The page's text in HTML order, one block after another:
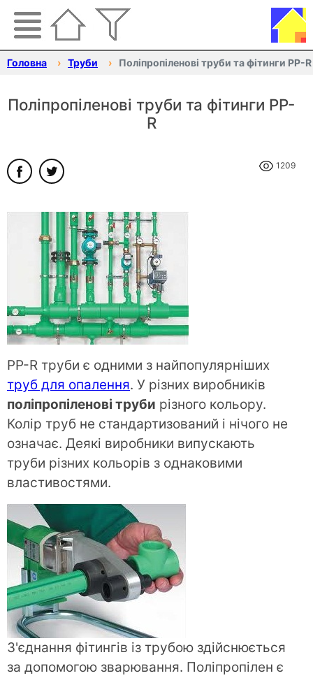
Головна Труби Поліпропіленові труби та фітинги PP-R
Поліпропіленові труби та фітинги PP-
R
1209
PP-R труби є одними з найпопулярніших
труб для опалення. У різних виробників
поліпропіленові труби різного кольору.
Колір труб не стандартизований і нічого не
означає. Деякі виробники випускають
труби різних кольорів з однаковими
властивостями.
З'єднання фітингів із трубою здійснюється
за допомогою зварювання. Поліпропілен є